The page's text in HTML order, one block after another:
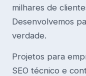
milhares de
Desenvolvemos
verdade.
Projetos para
SEO técnico e